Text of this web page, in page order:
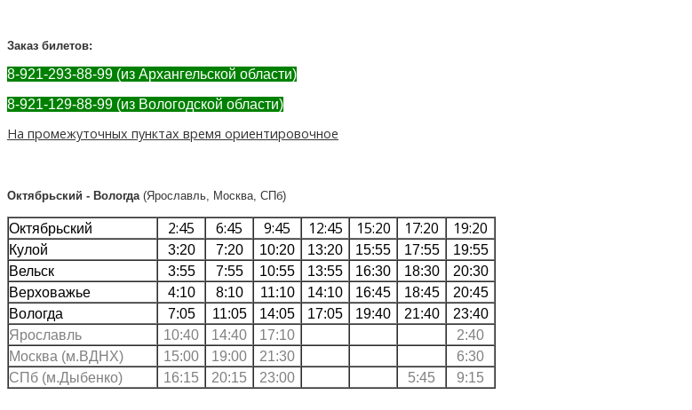
Заказ билетов:
8-921-293-88-99 (из Архангельской области)
8-921-129-88-99 (из Вологодской области)
На промежуточных пунктах время ориентировочное
Октябрьский - Вологда (Ярославль, Москва, СПб)
Октябрьский 2:45 6:45 9:45 12:45 15:20 17:20 19:20
Кулой 3:20 7:20 10:20 13:20 15:55 17:55
19:55
Вельск
3:55 7:55 10:55 13:55 16:30 18:30
20:30
Верховажье
4:10 8:10 11:10 14:10 16:45 18:45
20:45
Вологда
7:05 11:05 14:05 17:05 19:40 21:40
23:40
Ярославль
10:40 14:40 17:10
2:40
Москва (м.ВДНХ)
15:00 19:00 21:30
6:30
СПб (м.Дыбенко)
16:15 20:15 23:00 5:45 9:15